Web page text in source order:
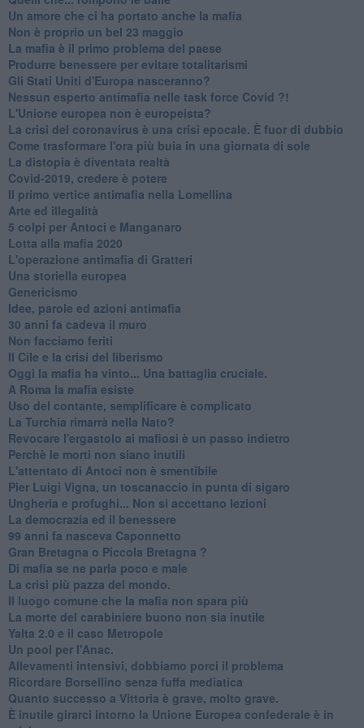
Un amore che ci ha portato anche la mafia
Non è proprio un bel 23 maggio
La mafia è il primo problema del paese
Produrre benessere per evitare totalitarismi
Gli Stati Uniti d'Europa nasceranno?
Nessun esperto antimafia nelle task force Covid ?!
L'Unione europea non è europeista?
La crisi del coronavirus è una crisi epocale. È fuor di dubbio
Come trasformare l'ora più buia in una giornata di sole
​La distopia è diventata realtà
Covid-2019, credere è potere
Il primo vertice antimafia nella Lomellina
Arte ed illegalità
​5 colpi per Antoci e Manganaro
Lotta alla mafia 2020
L'operazione antimafia di Gratteri
Una storiella europea
Genericismo
Idee, parole ed azioni antimafia
30 anni fa cadeva il muro
Non facciamo feriti
Il Cile e la crisi del liberismo
Oggi la mafia ha vinto... Una battaglia cruciale.
A Roma la mafia esiste
Uso del contante, semplificare è complicato
La Turchia rimarrà nella Nato?
Revocare l'ergastolo ai mafiosi è un passo indietro
Perchè le morti non siano inutili
L'attentato di Antoci non è smentibile
Pier Luigi Vigna, un toscanaccio in punta di sigaro
Ungheria e profughi... Non si accettano lezioni
La democrazia ed il benessere
99 anni fa nasceva Caponnetto
Gran Bretagna o Piccola Bretagna ?
Di mafia se ne parla poco e male
La crisi più pazza del mondo.
Il luogo comune che la mafia non spara più
La morte del carabiniere buono non sia inutile
Yalta 2.0 e il caso Metropole
​Un pool per l'Anac.
Allevamenti intensivi, dobbiamo porci il problema
Ricordare Borsellino senza fuffa mediatica
​Quanto successo a Vittoria è grave, molto grave.
​È inutile girarci intorno la Unione Europea confederale è in